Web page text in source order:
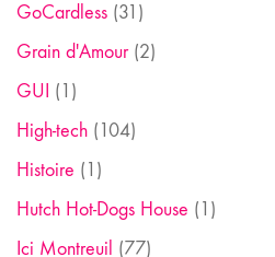
GoCardless (31)
Grain d'Amour(2)
GUI (1)
High-tech (104)
Histoire (1)
Hutch Hot-Dogs House (1)
Ici Montreuil (77)